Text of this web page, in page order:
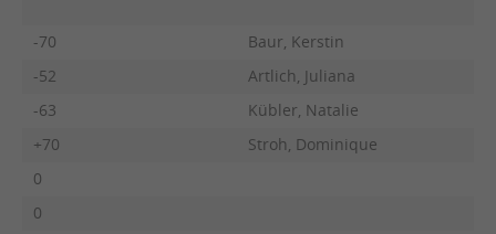
-70
Baur, Kerstin
-52
Artlich, Juliana
-63
Kübler, Natalie
+70
Stroh, Dominique
0
0